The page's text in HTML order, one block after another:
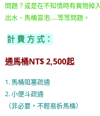
問題？或是在不知情時有異物掉
出水、馬桶冒泡.....等等問題。
計 費 方 式 ：
通馬桶NT$ 2,500起
1. 馬桶阻塞疏通
2. 小便斗疏通
（非必要，不輕易拆馬桶）